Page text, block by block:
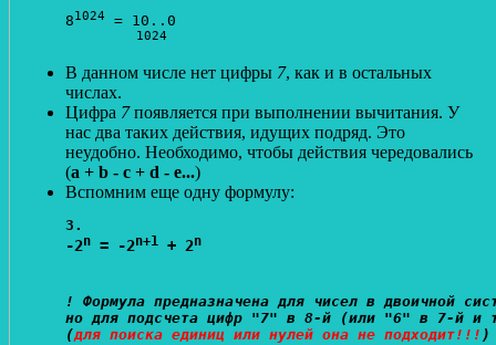
81024 = 10..0
1024
В данном числе нет цифры 7, как и в остальных
числах.
Цифра 7появляется при выполнении вычитания. У
нас два таких действия, идущих подряд. Это
неудобно. Необходимо, чтобы действия чередовались
(a + b - c + d - e...)
Вспомним еще одну формулу:
3.
-2n = -2n+1 + 2n
! Формула предназначена для чисел в двоичной
но для подсчета цифр "7" в 8-й (или "6" в 7-й и
(для поиска единиц или нулей она не подходит!!! )